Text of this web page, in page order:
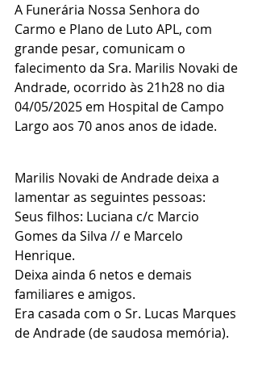
A Funerária Nossa Senhora do
Carmo e Plano de Luto APL, com
grande pesar, comunicam o
falecimento da Sra. Marilis Novaki de
Andrade, ocorrido às 21h28 no dia
04/05/2025 em Hospital de Campo
Largo aos 70 anos anos de idade.
Marilis Novaki de Andrade deixa a
lamentar as seguintes pessoas:
Seus filhos: Luciana c/c Marcio
Gomes da Silva // e Marcelo
Henrique.
Deixa ainda 6 netos e demais
familiares e amigos.
Era casada com o Sr. Lucas Marques
de Andrade (de saudosa memória).